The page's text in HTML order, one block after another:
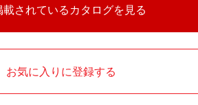
されているカタログを見る
お気に入りに登録する